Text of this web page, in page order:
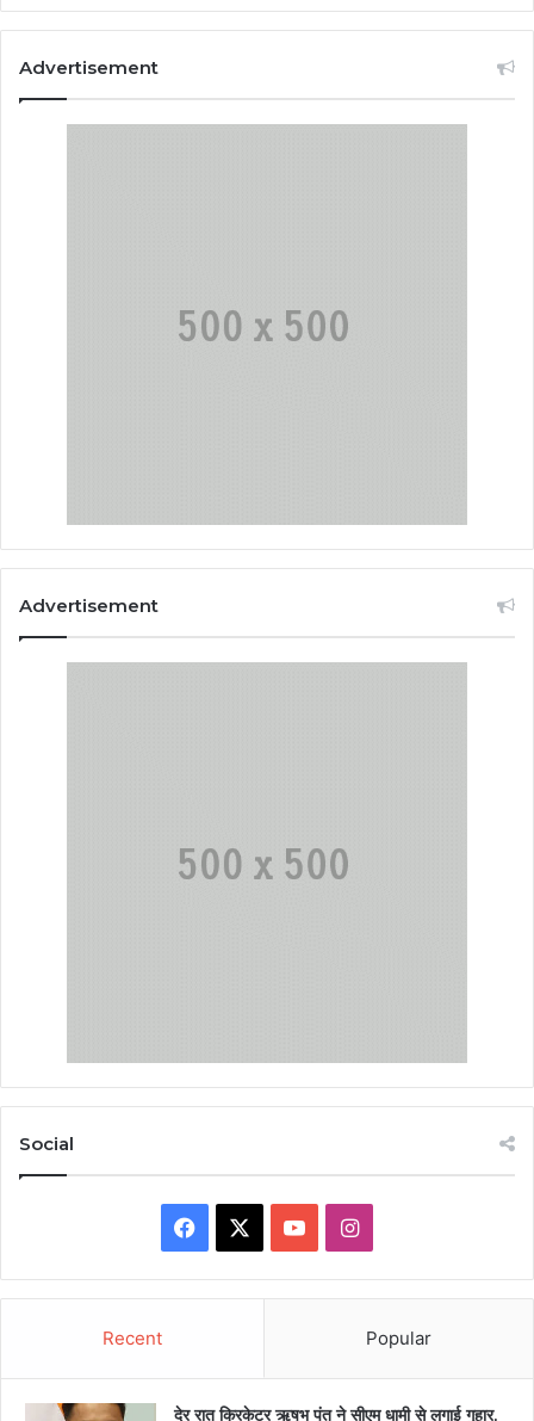
Advertisement
Advertisement
Social
Facebook YouTubeInstagram
Recent Popular
देर रात क्रिकेटर ऋषभ पंत ने सीएम धामी से लगाई गुहार,